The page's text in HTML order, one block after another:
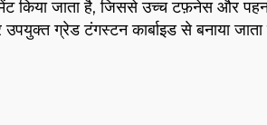
किया जाता है, जिससे उच्च टफ़नेस और पहन
ग्रेड टंगस्टन कार्बाइड से बनाया